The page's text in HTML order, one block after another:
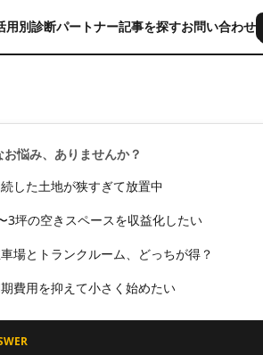
用別診断パートナー記事を探すお問い合わせ
お悩み、ありませんか？
した土地が狭すぎて放置中
3坪の空きスペースを収益化したい
場とトランクルーム、どっちが得？
費用を抑えて小さく始めたい